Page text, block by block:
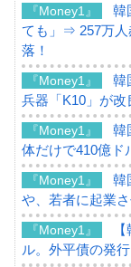
『Money1』
韓
ても」⇒ 257万人
落！
『Money1』
韓
兵器「K10」が改
『Money1』
韓
体だけで410億ド
『Money1』
韓
や、若者に起業
『Money1』
ル。外平債の発行